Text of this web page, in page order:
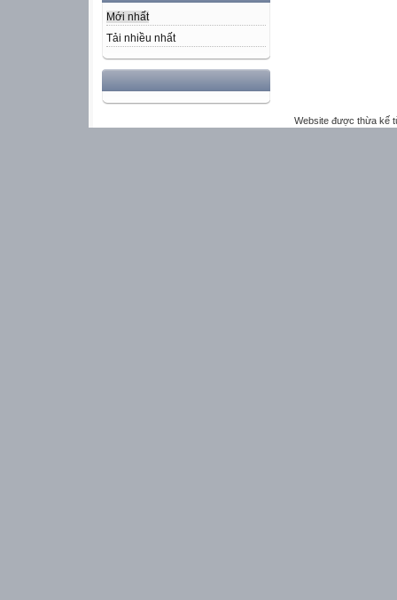
Mới nhất
Tải nhiều nhất
Website được thừa kế